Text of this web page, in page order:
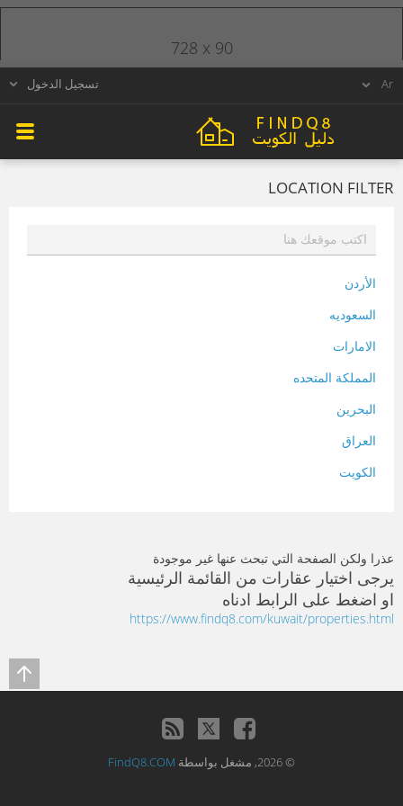
تسجيل الدخول
LOCATION FILTER
الأردن
السعوديه
الامارات
المملكة المتحده
البحرين
العراق
الكويت
سلطنة عمان
فلسطين
قطر
تونس
عذرا ولكن الصفحة التي تبحث عنها غير موجودة
يرجى اختيار عقارات من القائمة الرئيسية
او اضغط على الرابط ادناه
https://www.findq8.com/kuwait/properties.html
728 x 90
© 2026, مشغل بواسطة FindQ8.COM